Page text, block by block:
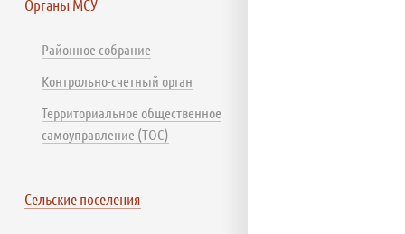
Органы МСУ
Районное собрание
Контрольно-счетный орган
Территориальное общественное
самоуправление (ТОС)
Сельские поселения